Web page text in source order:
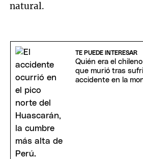
natural.
TE PUEDE INTERESAR
Quién era el
que murió tras
accidente en la